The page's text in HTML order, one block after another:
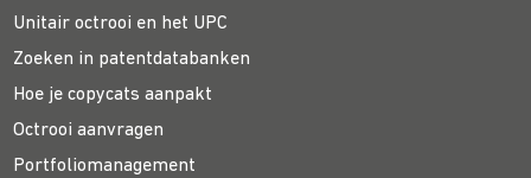
Unitair octrooi en het UPC
Zoeken in patentdatabanken
Hoe je copycats aanpakt
Octrooi aanvragen
Portfoliomanagement